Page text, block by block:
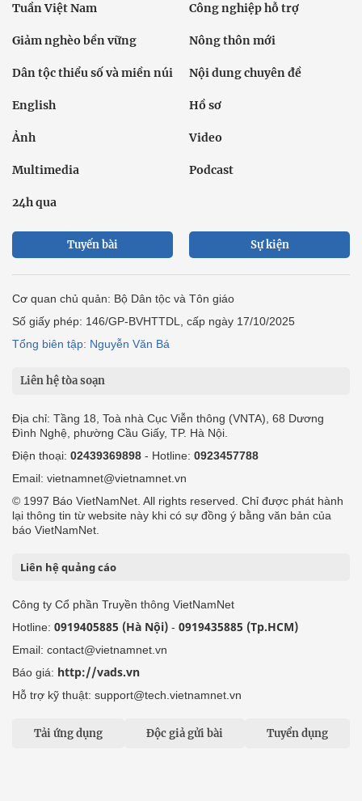
Tuần Việt Nam Công nghiệp hỗ trợ
Giảm nghèo bền vững Nông thôn mới
Dân tộc thiểu số và miền núi Nội dung chuyên đề
English Hồ sơ
Ảnh Video
Multimedia Podcast
24h qua
Tuyến bài Sự kiện
Cơ quan chủ quản: Bộ Dân tộc và Tôn giáo
Số giấy phép: 146/GP-BVHTTDL, cấp ngày 17/10/2025
Tổng biên tập: Nguyễn Văn Bá
Liên hệ tòa soạn
Địa chỉ: Tầng 18, Toà nhà Cục Viễn thông (VNTA), 68 Dương
Đình Nghệ, phường Cầu Giấy, TP. Hà Nội.
Điện thoại: 02439369898 - Hotline: 0923457788
Email: vietnamnet@vietnamnet.vn
© 1997 Báo VietNamNet. All rights reserved. Chỉ được phát hành
lại thông tin từ website này khi có sự đồng ý bằng văn bản của
báo VietNamNet.
Liên hệ quảng cáo
Công ty Cổ phần Truyền thông VietNamNet
Hotline: 0919405885 (Hà Nội) - 0919435885 (Tp.HCM)
Email: contact@vietnamnet.vn
Báo giá: http://vads.vn
Hỗ trợ kỹ thuật: support@tech.vietnamnet.vn
Tải ứng dụng Độc giả gửi bài Tuyển dụng